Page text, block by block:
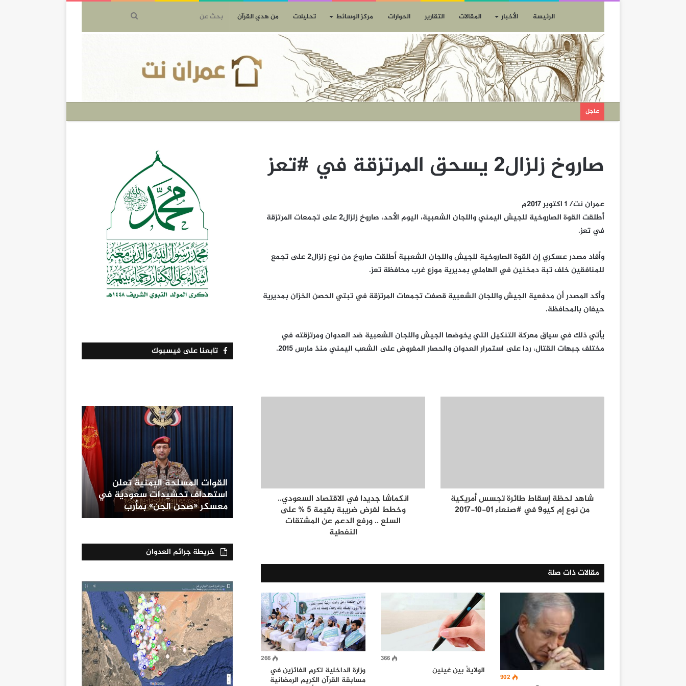
الرئيسة الأخبار المقالات التقارير الحوارات مركز الوسائط تحليلات من هدي القرآن
عاجل
صاروخ زلزال2 يسحق المرتزقة في #تعز
عمران نت/ 1 اكتوبر 2017م
أطلقت القوة الصاروخية للجيش اليمني واللجان الشعبية، اليوم الأحد، صاروخ زلزال2 على تجمعات المرتزقة
في تعز.
وأفاد مصدر عسكري إن القوة الصاروخية للجيش واللجان الشعبية أطلقت صاروخ من نوع زلزال2 على تجمع
للمنافقين خلف تبة دمخنين في الهاملي بمديرية موزع غرب محافظة تعز.
وأكد المصدر أن مدفعية الجيش واللجان الشعبية قصفت تجمعات المرتزقة في تبتي الحصن الخزان بمديرية
حيفان بالمحافظة.
يأتي ذلك في سياق معركة التنكيل التي يخوضها الجيش واللجان الشعبية ضد العدوان ومرتزقته في
مختلف جبهات القتال، ردا على استمرار العدوان والحصار المفروض على الشعب اليمني منذ مارس 2015.
شاهد لحظة إسقاط طائرة تجسس أمريكية
من نوع إم كيو9 في #صنعاء 01-10-2017
انكماشا جديدا في الاقتصاد السعودي..
وخطط لفرض ضريبة بقيمة 5 % على
السلع .. ورفع الدعم عن المشتقات
النفطية
مقالات ذات صلة
902
366
الولايةُ بين غينين
266
وزارة الداخلية تكرم الفائزين في
مسابقة القرآن الكريم الرمضانية
تابعنا على فيسبوك
القوات المسلحة اليمنية تعلن
استهداف تحشيدات سعودية في
معسكر «صحن الجن» بمأرب
خريطة جرائم العدوان